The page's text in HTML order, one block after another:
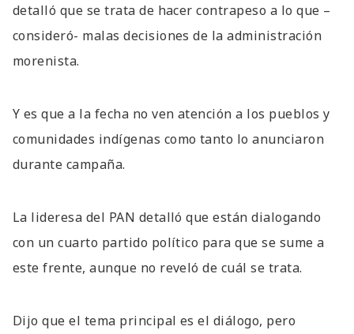
detalló que se trata de hacer contrapeso a lo que –
consideró- malas decisiones de la administración
morenista.
Y es que a la fecha no ven atención a los pueblos y
comunidades indígenas como tanto lo anunciaron
durante campaña.
La lideresa del PAN detalló que están dialogando
con un cuarto partido político para que se sume a
este frente, aunque no reveló de cuál se trata.
Dijo que el tema principal es el diálogo, pero